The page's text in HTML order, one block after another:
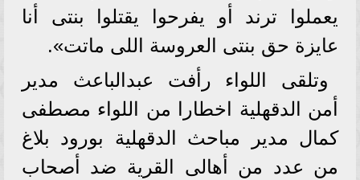
يعملوا ترند أو يفرحوا يقتلوا بنتى أنا
عايزة حق بنتى العروسة اللى ماتت».
وتلقى اللواء رأفت عبدالباعث مدير
أمن الدقهلية اخطارا من اللواء مصطفى
كمال مدير مباحث الدقهلية بورود بلاغ
من عدد من أهالى القرية ضد أصحاب